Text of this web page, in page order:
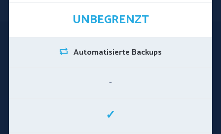
UNBEGRENZT
Automatisierte Backups
-
✓